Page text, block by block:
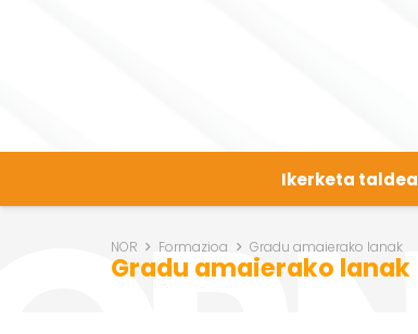
Ikerketa taldea
NOR Formazioa Gradu amaierako lanak
Gradu amaierako lanak